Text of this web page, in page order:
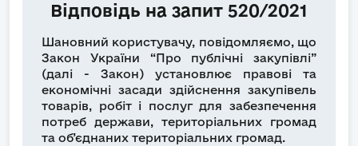
Відповідь на запит 520/2021
Шановний користувачу, повідомляємо, що
Закон України “Про публічні закупівлі”
(далі - Закон) установлює правові та
економічні засади здійснення закупівель
товарів, робіт і послуг для забезпечення
потреб держави, територіальних громад
та об’єднаних територіальних громад.